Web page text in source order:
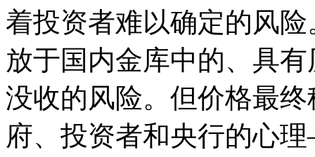
着投资者难以确定的风
放于国内金库中的、具
没收的风险。但价格最
府、投资者和央行的心